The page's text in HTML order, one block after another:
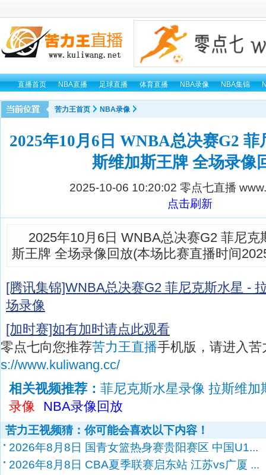
直播首页 NBA直播 足球直播 体育直播 NBA录像 NBA集锦
苦力王首页 NBA录像
2025年10月6日 WNBA总决赛G2 菲
斯维加斯王牌 全场录像
2025-10-06 10:20:02 零点七直播
点击刷新
2025年10月6日 WNBA总决赛G2 菲尼克
斯王牌 全场录像回放(本场比赛直播时间
[腾讯集锦]WNBA总决赛G2 菲尼克斯水星 -
场录像
[加时赛]如有加时请点此观看
零点七向您推荐苦力王直播手机版，请进入
s://www.kuliwang.cc/
相关视频推荐： 菲尼克斯水星录像 拉斯维
录像
NBA录像回放
苦力王视频猜：你可能会喜欢以下内容！
2026年8月8日 国青女篮热身赛贵阳赛区 中国U1...
2026年8月8日 CBA夏季联赛启东站 江苏vs广厦 ...